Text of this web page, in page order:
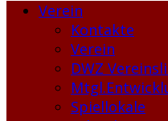
Verein
Kontakte
Verein
DWZ
Spiellokale